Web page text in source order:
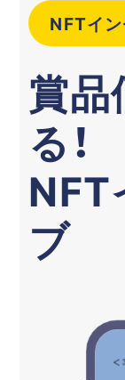
NFTイ
賞品
る！
NFT
ブ